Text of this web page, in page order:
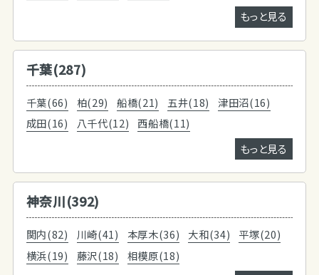
もっと見る
千葉(287)
千葉(66) 柏(29) 船橋(21) 五井(18)
津田沼(16)
成田(16)
八千代(12)
西船橋(11)
もっと見る
神奈川(392)
関内(82) 川崎(41) 本厚木(36) 大和(34)
平塚(20)
横浜(19)
藤沢(18)
相模原(18)